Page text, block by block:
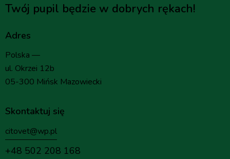
Twój pupil będzie w dobrych rękach!
Adres
Polska —
ul. Okrzei 12b
05-300 Mińsk Mazowiecki
Skontaktuj się
citovet@wp.pl
+48 502 208 168